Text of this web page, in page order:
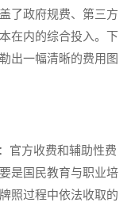
了政府规费、第三方
在内的综合投入。下
出一幅清晰的费用图
方收费和辅助性费
是国民教育与职业培
照过程中依法收取的